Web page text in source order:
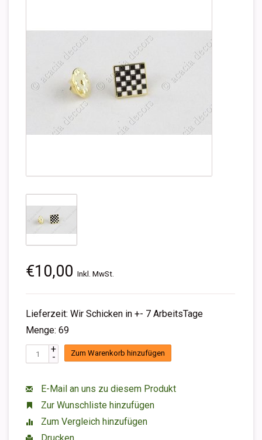
€10,00 Inkl. MwSt.
Lieferzeit: Wir Schicken in +- 7 ArbeitsTage
Menge: 69
+
- Zum Warenkorb hinzufügen
E-Mail an uns zu diesem Produkt
Zur Wunschliste hinzufügen
Zum Vergleich hinzufügen